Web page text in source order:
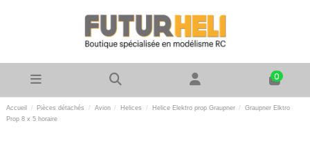
0
Accueil Pièces détachés Avion Helices Helice Elektro prop Graupner
Graupner Elktro
Prop 8 x 5 horaire